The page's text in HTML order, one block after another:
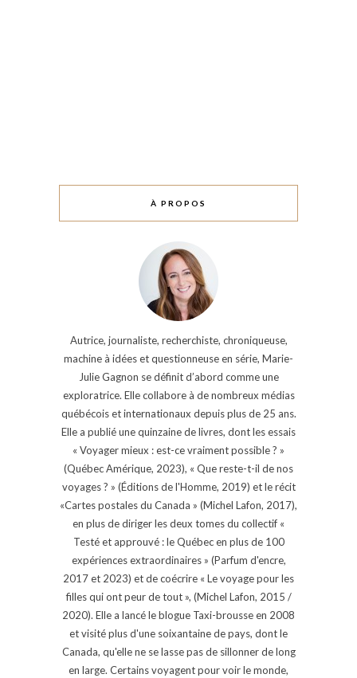
À PROPOS
Autrice, journaliste, recherchiste, chroniqueuse,
machine à idées et questionneuse en série, Marie-
Julie Gagnon se définit d’abord comme une
exploratrice. Elle collabore à de nombreux médias
québécois et internationaux depuis plus de 25 ans.
Elle a publié une quinzaine de livres, dont les essais
« Voyager mieux : est-ce vraiment possible ? »
(Québec Amérique, 2023), « Que reste-t-il de nos
voyages ? » (Éditions de l'Homme, 2019) et le récit
«Cartes postales du Canada » (Michel Lafon, 2017),
en plus de diriger les deux tomes du collectif «
Testé et approuvé : le Québec en plus de 100
expériences extraordinaires » (Parfum d'encre,
2017 et 2023) et de coécrire « Le voyage pour les
filles qui ont peur de tout », (Michel Lafon, 2015 /
2020). Elle a lancé le blogue Taxi-brousse en 2008
et visité plus d'une soixantaine de pays, dont le
Canada, qu'elle ne se lasse pas de sillonner de long
en large. Certains voyagent pour voir le monde,